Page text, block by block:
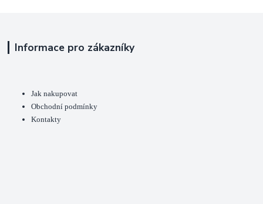
Informace pro zákazníky
Jak nakupovat
Obchodní podmínky
Kontakty